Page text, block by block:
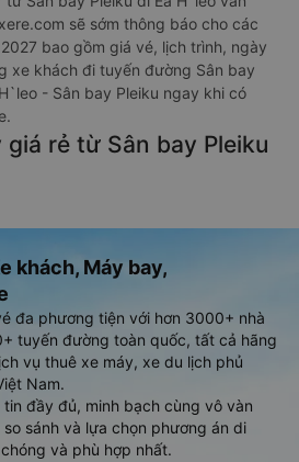
sẽ sớm thông báo cho các
bao gồm giá vé, lịch trình, ngày
xe khách đi tuyến đường Sân bay
- Sân bay Pleiku ngay khi có
rẻ từ Sân bay Pleiku
khách, Máy bay,
đa phương tiện với hơn 3000+ nhà
tuyến đường toàn quốc, tất cả hãng
vụ thuê xe máy, xe du lịch phủ
Nam.
đầy đủ, minh bạch cùng vô vàn
sánh và lựa chọn phương án di
và phù hợp nhất.